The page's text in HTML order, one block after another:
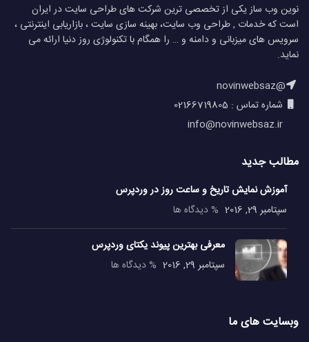
نوین وب ساز یکی از تخصصی ترین شرکت های طراحی سایت در ایران
است که خدمات , طراحی وب سایت، بهینه سازی سایت ، بازاریابی اینترنتی ،
سرویس های میزبانی و دامنه و … را همگام با تکنولوژی روز دنیا ارائه می
نماید.
@novinwebsaz
شماره تماس : 02166719805
مطالب جدید
آموزش نمایش تاریخ و ساعت روز در وردپرس
سپتامبر 29, 2016
% دیدگاه ها
معرفی بهترین پیوند یکتای وردپرس
سپتامبر 29, 2016
% دیدگاه ها
وبسایت های ما